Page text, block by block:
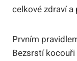
celkové zdraví a
Prvním
Bezsrstí